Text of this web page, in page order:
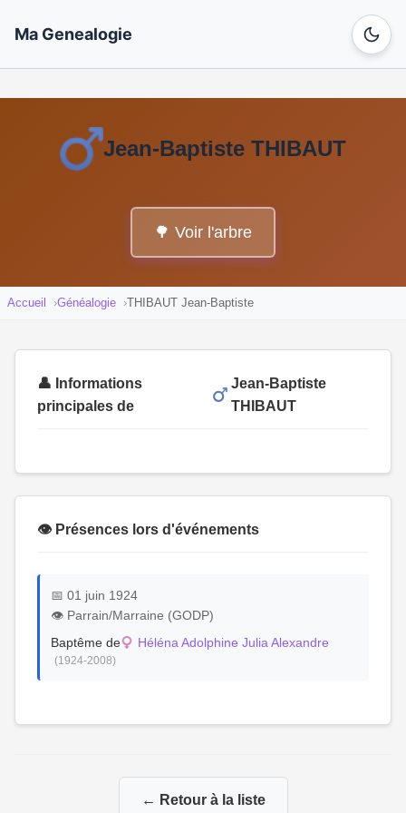
Ma Genealogie
Jean-Baptiste THIBAUT
🌳 Voir l'arbre
Accueil Généalogie THIBAUT Jean-Baptiste
👤 Informations
principales de
Jean-Baptiste
THIBAUT
👁️ Présences lors d'événements
📅 01 juin 1924
👁️ Parrain/Marraine (GODP)
Baptême de
Héléna Adolphine Julia Alexandre
(1924-2008)
← Retour à la liste